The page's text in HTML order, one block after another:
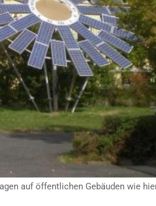
auf öffentlichen Gebäuden wie